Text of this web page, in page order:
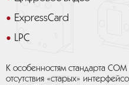
ExpressCard
LPC
К особенностям стандарта
отсутствия «старых»